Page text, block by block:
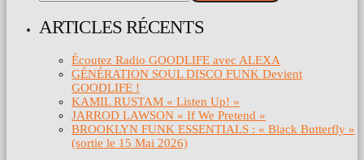
ARTICLES RÉCENTS
Écoutez Radio GOODLIFE avec ALEXA
GÉNÉRATION SOUL DISCO FUNK Devient
GOODLIFE !
KAMIL RUSTAM « Listen Up! »
JARROD LAWSON « If We Pretend »
BROOKLYN FUNK ESSENTIALS : « Black Butterfly »
(sortie le 15 Mai 2026)